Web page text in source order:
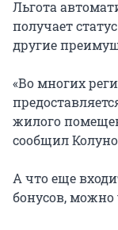
Льгота
получает
другие
«Во многих
жилого
сообщил
А что еще
бонусов, можно